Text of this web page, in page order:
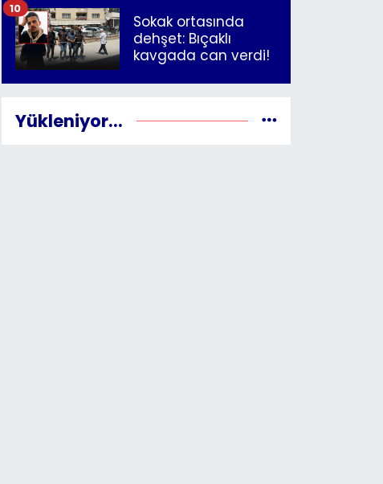
İzmir"
Sokak ortasında
dehşet: Bıçaklı
kavgada can verdi!
10
Yükleniyor...